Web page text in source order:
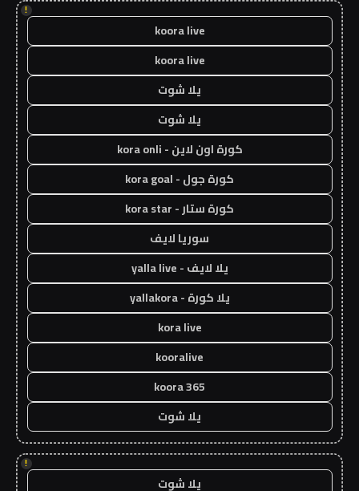
!
koora live
koora live
يلا شوت
يلا شوت
كورة اون لاين - kora onli
كورة جول - kora goal
كورة ستار - kora star
سوريا لايف
يلا لايف - yalla live
يلا كورة - yallakora
kora live
kooralive
koora 365
يلا شوت
!
يلا شوت